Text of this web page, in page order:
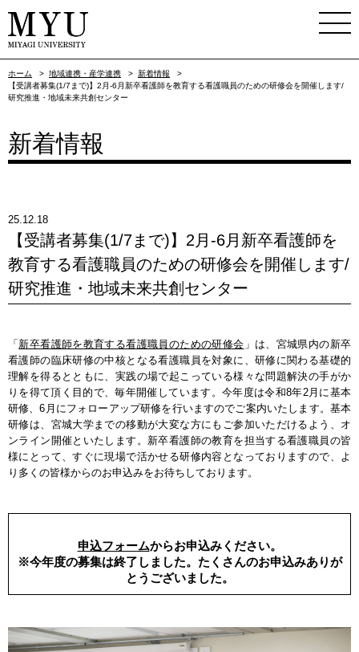
ホーム > 地域連携・産学連携 > 新着情報
>
【受講者募集(1/7まで)】2月-6月新卒看護師を教育する看護職員のための研修会を開催します/
研究推進・地域未来共創センター
新着情報
25.12.18
【受講者募集(1/7まで)】2月-6月新卒看護師を
教育する看護職員のための研修会を開催します/
研究推進・地域未来共創センター
「 新卒看護師を教育する看護職員のための研修会 」は、宮城県内の新卒
看護師の臨床研修の中核となる看護職員を対象に、研修に関わる基礎的
理解を得るとともに、実践の場で起こっている様々な問題解決の手がか
りを得て頂く目的で、毎年開催しています。今年度は令和8年2月に基本
研修、6月にフォローアップ研修を行いますのでご案内いたします。基本
研修は、宮城大学までの移動が大変な方にもご参加いただけるよう、オ
ンライン開催といたします。新卒看護師の教育を担当する看護職員の皆
様にとって、すぐに現場で活かせる研修内容となっておりますので、よ
り多くの皆様からのお申込みをお待ちしております。
申込フォームからお申込みください。
※今年度の募集は終了しました。たくさんのお申込みありが
とうございました。